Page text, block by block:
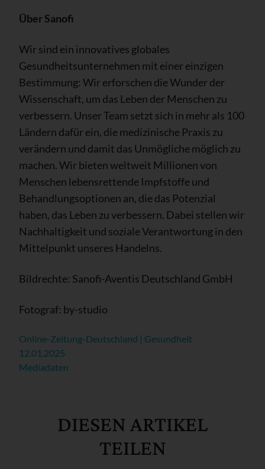
Über Sanofi
Wir sind ein innovatives globales
Gesundheitsunternehmen mit einer einzigen
Bestimmung: Wir erforschen die Wunder der
Wissenschaft, um das Leben der Menschen zu
verbessern. Unser Team setzt sich in mehr als 100
Ländern dafür ein, die medizinische Praxis zu
verändern und damit das Unmögliche möglich zu
machen. Wir bieten weltweit Millionen von
Menschen lebensrettende Impfstoffe und
Behandlungsoptionen an, die das Potenzial
haben, das Leben zu verbessern. Dabei stellen wir
Nachhaltigkeit und soziale Verantwortung in den
Mittelpunkt unseres Handelns.
Bildrechte: Sanofi-Aventis Deutschland GmbH
Fotograf: by-studio
Online-Zeitung-Deutschland | Gesundheit
12.01.2025
Mediadaten
DIESEN ARTIKEL
TEILEN